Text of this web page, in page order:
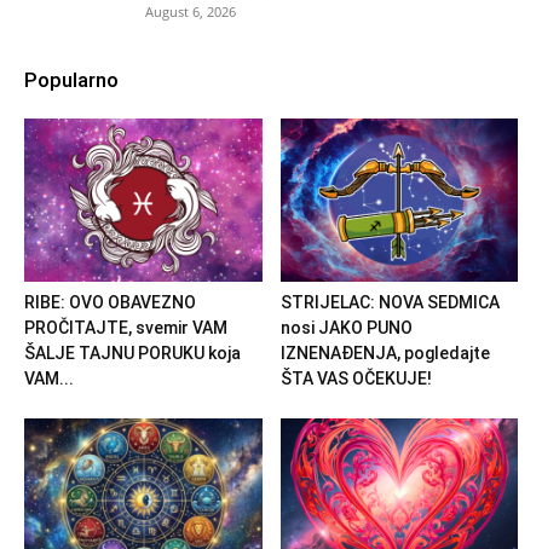
August 6, 2026
Popularno
RIBE: OVO OBAVEZNO
PROČITAJTE, svemir VAM
ŠALJE TAJNU PORUKU koja
VAM...
STRIJELAC: NOVA SEDMICA
nosi JAKO PUNO
IZNENAĐENJA, pogledajte
ŠTA VAS OČEKUJE!